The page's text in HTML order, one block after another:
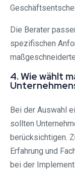
Die Berater
spezifischen
4. Wie wählt
Bei der Auswahl
sollten
berücksichtigen.
Erfahrung und
bei der